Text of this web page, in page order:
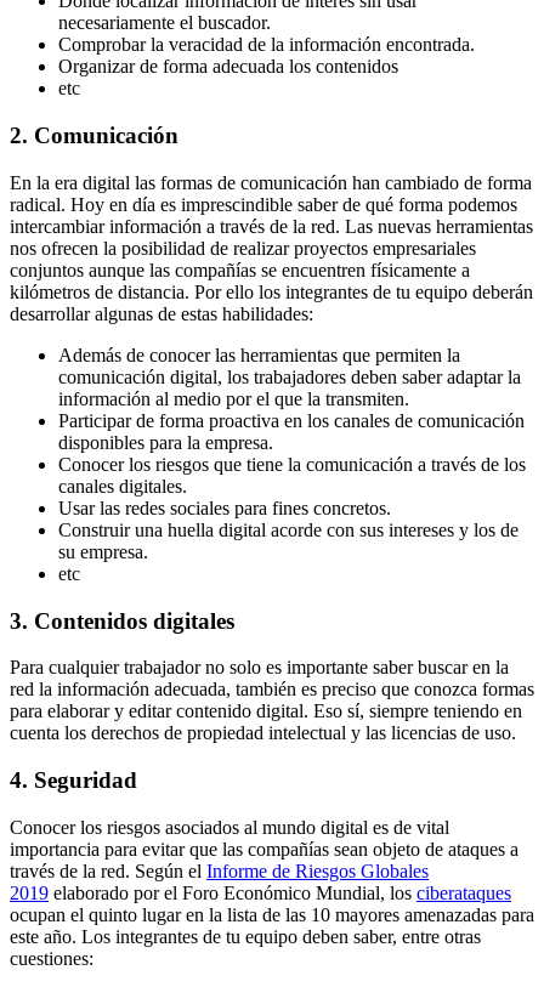
necesariamente el buscador.
Comprobar la veracidad de la información encontrada.
Organizar de forma adecuada los contenidos
etc
2. Comunicación
En la era digital las formas de comunicación han cambiado de forma
radical. Hoy en día es imprescindible saber de qué forma podemos
intercambiar información a través de la red. Las nuevas herramientas
nos ofrecen la posibilidad de realizar proyectos empresariales
conjuntos aunque las compañías se encuentren físicamente a
kilómetros de distancia. Por ello los integrantes de tu equipo deberán
desarrollar algunas de estas habilidades:
Además de conocer las herramientas que permiten la
comunicación digital, los trabajadores deben saber adaptar la
información al medio por el que la transmiten.
Participar de forma proactiva en los canales de comunicación
disponibles para la empresa.
Conocer los riesgos que tiene la comunicación a través de los
canales digitales.
Usar las redes sociales para fines concretos.
Construir una huella digital acorde con sus intereses y los de
su empresa.
etc
3. Contenidos digitales
Para cualquier trabajador no solo es importante saber buscar en la
red la información adecuada, también es preciso que conozca formas
para elaborar y editar contenido digital. Eso sí, siempre teniendo en
cuenta los derechos de propiedad intelectual y las licencias de uso.
4. Seguridad
Conocer los riesgos asociados al mundo digital es de vital
importancia para evitar que las compañías sean objeto de ataques a
través de la red. Según el Informe de Riesgos Globales
2019 elaborado por el Foro Económico Mundial, los ciberataques
ocupan el quinto lugar en la lista de las 10 mayores amenazadas para
este año. Los integrantes de tu equipo deben saber, entre otras
cuestiones: